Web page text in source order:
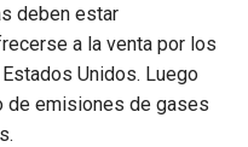
deben estar
a la venta por los
Unidos. Luego
de emisiones de gases